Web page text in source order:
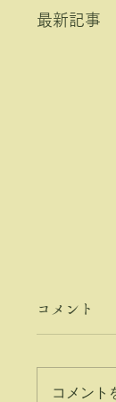
最新記事
コメント
コメント